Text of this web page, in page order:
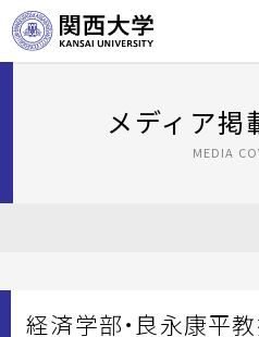
メディア掲
MEDIA
経済学部・良永康平